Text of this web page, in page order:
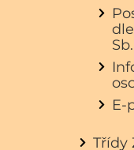
Sb.
E-
Třídy